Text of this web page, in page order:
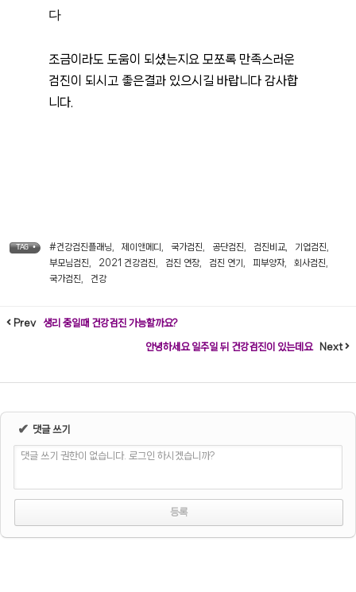
다
조금이라도 도움이 되셨는지요 모쪼록 만족스러운
검진이 되시고 좋은결과 있으시길 바랍니다 감사합
니다.
TAG • #건강검진플래닝 제이앤메디 국가검진 공단검진 검진비교 기업검진
부모님검진
2021 건강검진 검진 연장, 검진 연기 피부양자, 회사검진
국가검진
건강
Prev 생리 중일때 건강검진 가능할까요?
안녕하세요 일주일 뒤 건강검진이 있는데요 Next
✔ 댓글 쓰기
댓글 쓰기 권한이 없습니다. 로그인 하시겠습니까?